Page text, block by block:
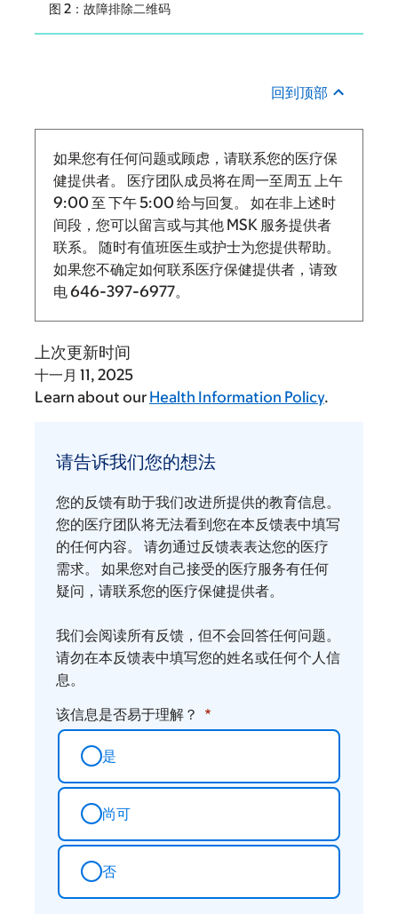
图 2：故障排除二维码
回到顶部
如果您有任何问题或顾虑，请联系您的医疗保
健提供者。 医疗团队成员将在周一至周五 上午
9:00 至 下午 5:00 给与回复。
如在非上述时
间段，您可以留言或与其他 MSK 服务提供者
联系。 随时有值班医生或护士为您提供帮助。
如果您不确定如何联系医疗保健提供者，请致
电646-397-6977。
上次更新时间
十一月 11, 2025
Learn about our Health Information Policy.
告
我
们
您
的
想
请告诉我们您的想法
您的反馈有助于我们改进所提供的教育信息。
您的医疗团队将无法看到您在本反馈表中填写
的任何内容。 请勿通过反馈表表达您的医疗
需求。 如果您对自己接受的医疗服务有任何
疑问，请联系您的医疗保健提供者。
我们会阅读所有反馈，但不会回答任何问题。
请勿在本反馈表中填写您的姓名或任何个人信
息。
该信息是否易于理解？
是
尚可
否